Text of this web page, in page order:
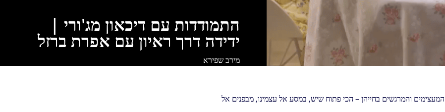
התמודדות עם דיכאון מג'ורי |
ידידה דרך ראיון עם אפרת ברזל
מירב שפירא
והמרגשים בחייהן – הכי פתוח שיש, במסע אל עצמינו, מבפנים אל